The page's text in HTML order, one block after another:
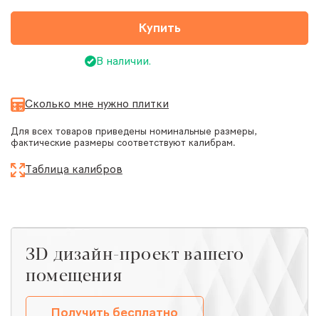
Купить
В наличии.
Сколько мне нужно плитки
Для всех товаров приведены номинальные размеры,
фактические размеры соответствуют калибрам.
Таблица калибров
ЗD дизайн-проект вашего
помещения
Получить бесплатно